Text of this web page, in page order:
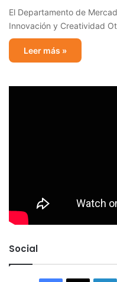
El Departamento de
Innovación y Creatividad
Leer más »
Social